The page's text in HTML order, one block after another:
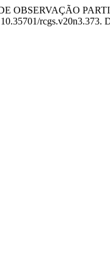
OBSERVAÇÃO
rcgs.v20n3.373.